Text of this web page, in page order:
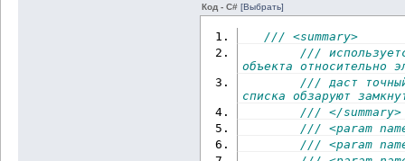
outer.AddRange(
GetNewLoops(outer);
Add( NewHatch(tr,
IsClockWise )
arc2d.
( plane,
ReferenceVector)
loopCurve)
tr .GetObject (id,
пересечения
Код - C# [Выбрать]
/// <summary>
///
объекта относительно
/// даст
списка обзаруют
/// </summary>
/// <param
/// <param